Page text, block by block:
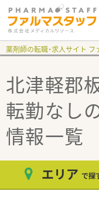
薬剤師の転職・求人サイト
北津軽郡
転勤なし
情報一覧
エリア で探